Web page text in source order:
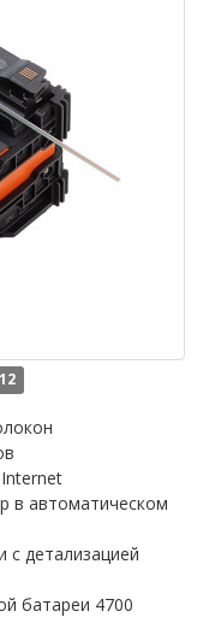
в автоматическом
с детализацией
батареи 4700